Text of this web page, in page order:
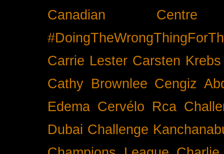
Canadian
Carrie Lester Carsten Krebs
Cathy Brownlee Cengiz
Edema Cervélo Rca
Dubai Challenge